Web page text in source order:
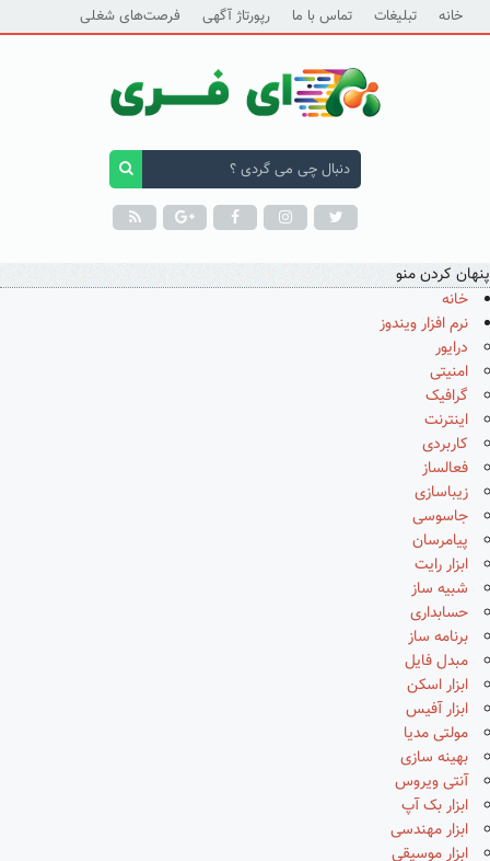
خانه تبلیغات تماس با ما رپورتاژ آگهی فرصت‌های شغلی
پنهان کردن منو
خانه
نرم افزار ویندوز
درایور
امنیتی
گرافیک
اینترنت
کاربردی
فعالساز
زیباسازی
جاسوسی
پیامرسان
ابزار رایت
شبیه ساز
حسابداری
برنامه ساز
مبدل فایل
ابزار اسکن
ابزار آفیس
مولتی مدیا
بهینه سازی
آنتی ویروس
ابزار بک آپ
ابزار مهندسی
ابزار موسیقی